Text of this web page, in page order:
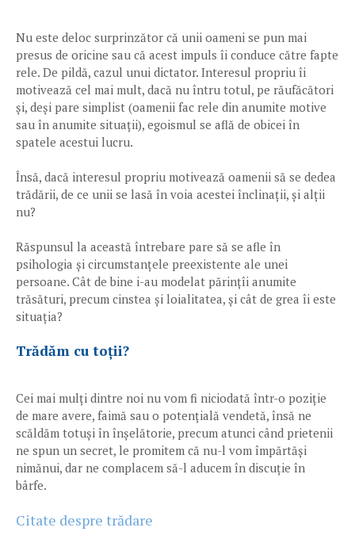
Nu este deloc surprinzător că unii oameni se pun mai
presus de oricine sau că acest impuls îi conduce către fapte
rele. De pildă, cazul unui dictator. Interesul propriu îi
motivează cel mai mult, dacă nu întru totul, pe răufăcători
și, deși pare simplist (oamenii fac rele din anumite motive
sau în anumite situații), egoismul se află de obicei în
spatele acestui lucru.
Însă, dacă interesul propriu motivează oamenii să se dedea
trădării, de ce unii se lasă în voia acestei înclinații, și alții
nu?
Răspunsul la această întrebare pare să se afle în
psihologia și circumstanțele preexistente ale unei
persoane. Cât de bine i-au modelat părințîi anumite
trăsături, precum cinstea și loialitatea, și cât de grea îi este
situația?
Trădăm cu toții?
Cei mai mulți dintre noi nu vom fi niciodată într-o poziție
de mare avere, faimă sau o potențială vendetă, însă ne
scăldăm totuși în înșelătorie, precum atunci când prietenii
ne spun un secret, le promitem că nu-l vom împărtăși
nimănui, dar ne complacem să-l aducem în discuție în
bârfe.
Citate despre trădare